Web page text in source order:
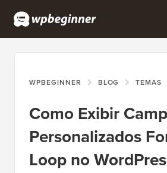
WPBEGINNER BLOG TEMAS
Como Exibir
Personalizados
Loop no